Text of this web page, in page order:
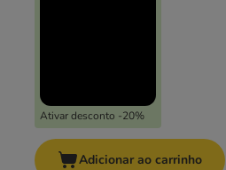
Ativar desconto -20%
Adicionar ao carrinho